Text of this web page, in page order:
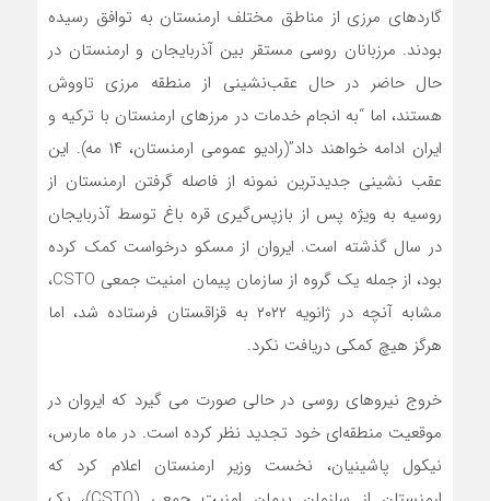
گاردهای مرزی از مناطق مختلف ارمنستان به توافق رسیده
بودند. مرزبانان روسی مستقر بین آذربایجان و ارمنستان در
حال حاضر در حال عقب‌نشینی از منطقه مرزی تاووش
هستند، اما “به انجام خدمات در مرزهای ارمنستان با ترکیه و
ایران ادامه خواهند داد”(رادیو عمومی ارمنستان، ۱۴ مه). این
عقب نشینی جدیدترین نمونه از فاصله گرفتن ارمنستان از
روسیه به ویژه پس از بازپس‌گیری قره باغ توسط آذربایجان
در سال گذشته است. ایروان از مسکو درخواست کمک کرده
بود، از جمله یک گروه از سازمان پیمان امنیت جمعی CSTO،
مشابه آنچه در ژانویه ۲۰۲۲ به قزاقستان فرستاده شد، اما
هرگز هیچ کمکی دریافت نکرد.
خروج نیروهای روسی در حالی صورت می گیرد که ایروان در
موقعیت منطقه‌ای خود تجدید نظر کرده است. در ماه مارس،
نیکول پاشینیان، نخست وزیر ارمنستان اعلام کرد که